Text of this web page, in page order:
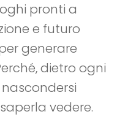
pronti a
e futuro
generare
dietro ogni
vedere.